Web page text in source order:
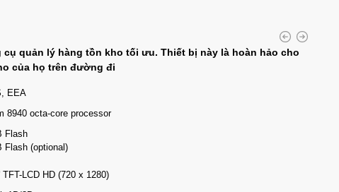
cụ quản lý hàng tồn kho tối ưu. Thiết bị này là hoàn hảo cho
của họ trên đường đi
EEA
8940 octa-core processor
Flash
Flash (optional)
TFT-LCD HD (720 x 1280)